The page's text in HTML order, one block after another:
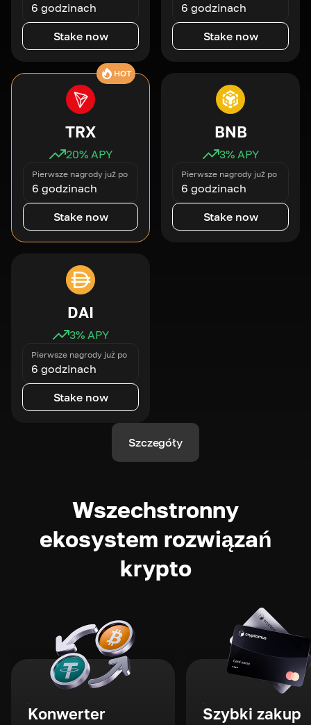
6 godzinach
Stake now
6 godzinach
Stake now
HOT
TRX
20% APY
Pierwsze nagrody już po
6 godzinach
Stake now
BNB
3% APY
Pierwsze nagrody już po
6 godzinach
Stake now
DAI
3% APY
Pierwsze nagrody już po
6 godzinach
Stake now
Szczegóły
Wszechstronny
ekosystem rozwiązań
krypto
Konwerter Szybki zakup